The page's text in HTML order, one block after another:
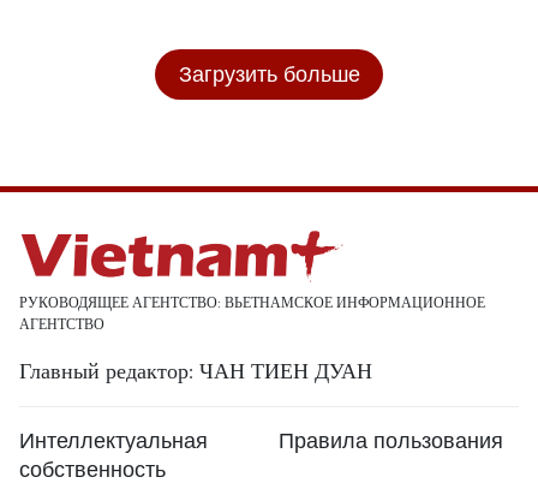
Загрузить больше
РУКОВОДЯЩЕЕ АГЕНТСТВО: ВЬЕТНАМСКОЕ ИНФОРМАЦИОННОЕ
АГЕНТСТВО
Главный редактор: ЧАН ТИЕН ДУАН
Интеллектуальная
собственность
Правила пользования